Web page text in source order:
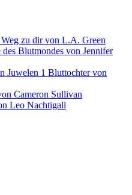
zu dir von L.A. Green
Blutmondes von Jennifer
Juwelen 1 Bluttochter von
Cameron Sullivan
Leo Nachtigall